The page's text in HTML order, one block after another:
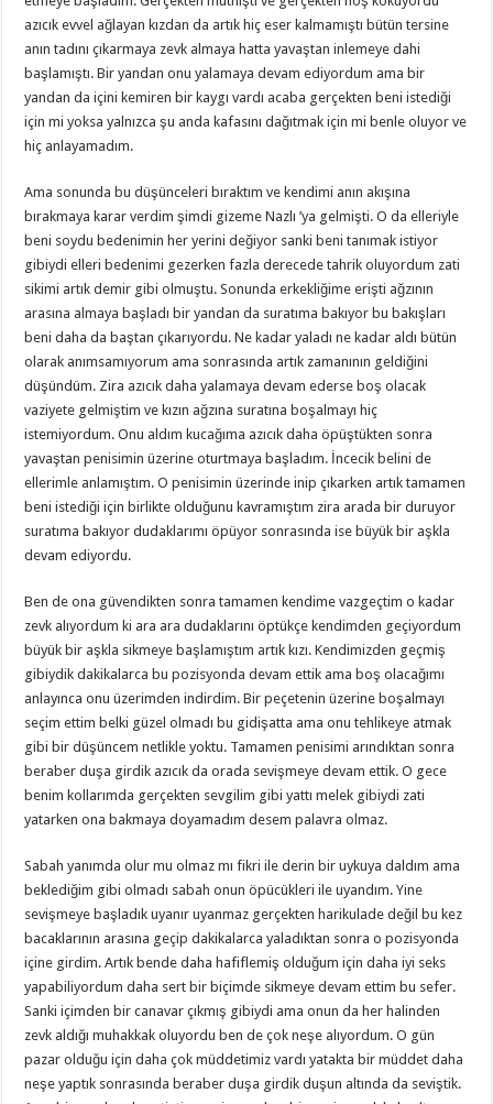
azıcık evvel ağlayan kızdan da artık hiç eser kalmamıştı bütün tersine
anın tadını çıkarmaya zevk almaya hatta yavaştan inlemeye dahi
başlamıştı. Bir yandan onu yalamaya devam ediyordum ama bir
yandan da içini kemiren bir kaygı vardı acaba gerçekten beni istediği
için mi yoksa yalnızca şu anda kafasını dağıtmak için mi benle oluyor ve
hiç anlayamadım.
Ama sonunda bu düşünceleri bıraktım ve kendimi anın akışına
bırakmaya karar verdim şimdi gizeme Nazlı ’ya gelmişti. O da elleriyle
beni soydu bedenimin her yerini değiyor sanki beni tanımak istiyor
gibiydi elleri bedenimi gezerken fazla derecede tahrik oluyordum zati
sikimi artık demir gibi olmuştu. Sonunda erkekliğime erişti ağzının
arasına almaya başladı bir yandan da suratıma bakıyor bu bakışları
beni daha da baştan çıkarıyordu. Ne kadar yaladı ne kadar aldı bütün
olarak anımsamıyorum ama sonrasında artık zamanının geldiğini
düşündüm. Zira azıcık daha yalamaya devam ederse boş olacak
vaziyete gelmiştim ve kızın ağzına suratına boşalmayı hiç
istemiyordum. Onu aldım kucağıma azıcık daha öpüştükten sonra
yavaştan penisimin üzerine oturtmaya başladım. İncecik belini de
ellerimle anlamıştım. O penisimin üzerinde inip çıkarken artık tamamen
beni istediği için birlikte olduğunu kavramıştım zira arada bir duruyor
suratıma bakıyor dudaklarımı öpüyor sonrasında ise büyük bir aşkla
devam ediyordu.
Ben de ona güvendikten sonra tamamen kendime vazgeçtim o kadar
zevk alıyordum ki ara ara dudaklarını öptükçe kendimden geçiyordum
büyük bir aşkla sikmeye başlamıştım artık kızı. Kendimizden geçmiş
gibiydik dakikalarca bu pozisyonda devam ettik ama boş olacağımı
anlayınca onu üzerimden indirdim. Bir peçetenin üzerine boşalmayı
seçim ettim belki güzel olmadı bu gidişatta ama onu tehlikeye atmak
gibi bir düşüncem netlikle yoktu. Tamamen penisimi arındıktan sonra
beraber duşa girdik azıcık da orada sevişmeye devam ettik. O gece
benim kollarımda gerçekten sevgilim gibi yattı melek gibiydi zati
yatarken ona bakmaya doyamadım desem palavra olmaz.
Sabah yanımda olur mu olmaz mı fikri ile derin bir uykuya daldım ama
beklediğim gibi olmadı sabah onun öpücükleri ile uyandım. Yine
sevişmeye başladık uyanır uyanmaz gerçekten harikulade değil bu kez
bacaklarının arasına geçip dakikalarca yaladıktan sonra o pozisyonda
içine girdim. Artık bende daha hafiflemiş olduğum için daha iyi seks
yapabiliyordum daha sert bir biçimde sikmeye devam ettim bu sefer.
Sanki içimden bir canavar çıkmış gibiydi ama onun da her halinden
zevk aldığı muhakkak oluyordu ben de çok neşe alıyordum. O gün
pazar olduğu için daha çok müddetimiz vardı yatakta bir müddet daha
neşe yaptık sonrasında beraber duşa girdik duşun altında da seviştik.